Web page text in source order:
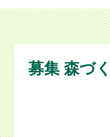
募集 森づ